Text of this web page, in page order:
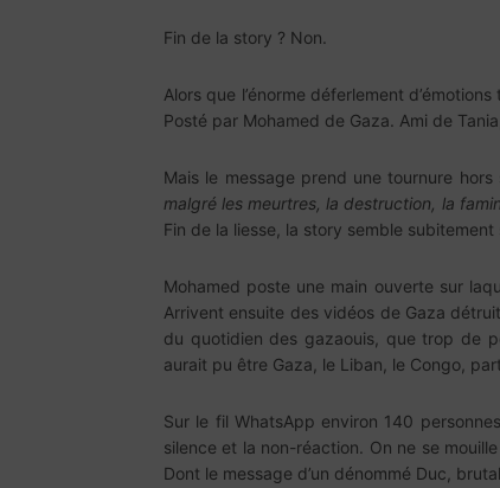
Fin de la story ? Non.
Alors que l’énorme déferlement
Posté par Mohamed de Gaza. Ami de
Mais le message prend une tournure
malgré les meurtres, la destruction, la
Fin de la liesse, la story semble subitement
Mohamed poste une main ouverte sur
Arrivent ensuite des vidéos de Gaza
du quotidien des gazaouis, que trop de
aurait pu être Gaza, le Liban, le Congo,
Sur le fil WhatsApp environ 140
silence et la non-réaction. On ne se
Dont le message d’un dénommé Duc,